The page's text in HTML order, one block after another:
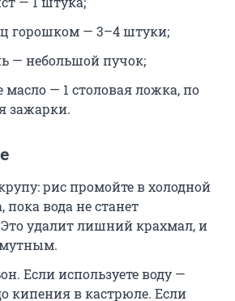
горошком — 3–4 штуки;
— небольшой пучок;
масло — 1 столовая ложка, по
зажарки.
рис промойте в холодной
пока вода не станет
удалит лишний крахмал, и
мутным.
Если используете воду —
кипения в кастрюле. Если